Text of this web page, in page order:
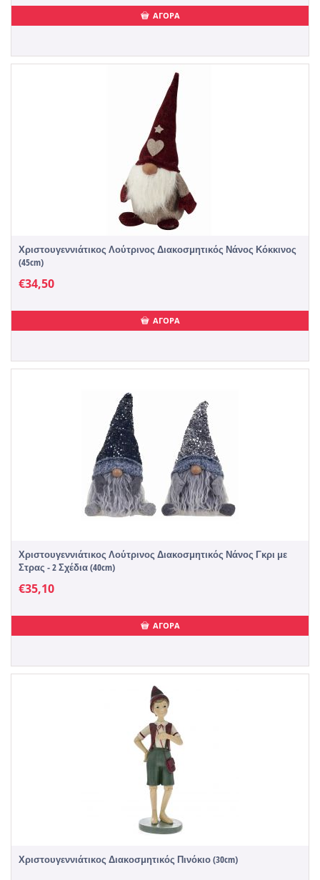
ΑΓΟΡΑ
Χριστουγεννιάτικος Λούτρινος Διακοσμητικός Νάνος Κόκκινος
(45cm)
€34,50
ΑΓΟΡΑ
Χριστουγεννιάτικος Λούτρινος Διακοσμητικός Νάνος Γκρι με
Στρας - 2 Σχέδια (40cm)
€35,10
ΑΓΟΡΑ
Χριστουγεννιάτικος Διακοσμητικός Πινόκιο (30cm)